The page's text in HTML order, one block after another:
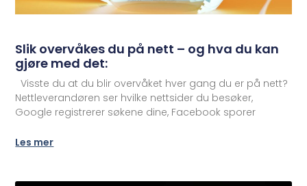
Slik overvåkes du på nett – og hva du kan
gjøre med det:
Visste du at du blir overvåket hver gang du er på nett?
Nettleverandøren ser hvilke nettsider du besøker,
Google registrerer søkene dine, Facebook sporer
Les mer